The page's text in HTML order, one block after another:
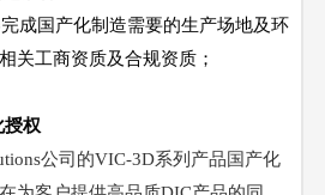
成国产化制造需要的生产场地及环
关工商资质及合规资质；
授权
公司的VIC-3D系列产品国产化